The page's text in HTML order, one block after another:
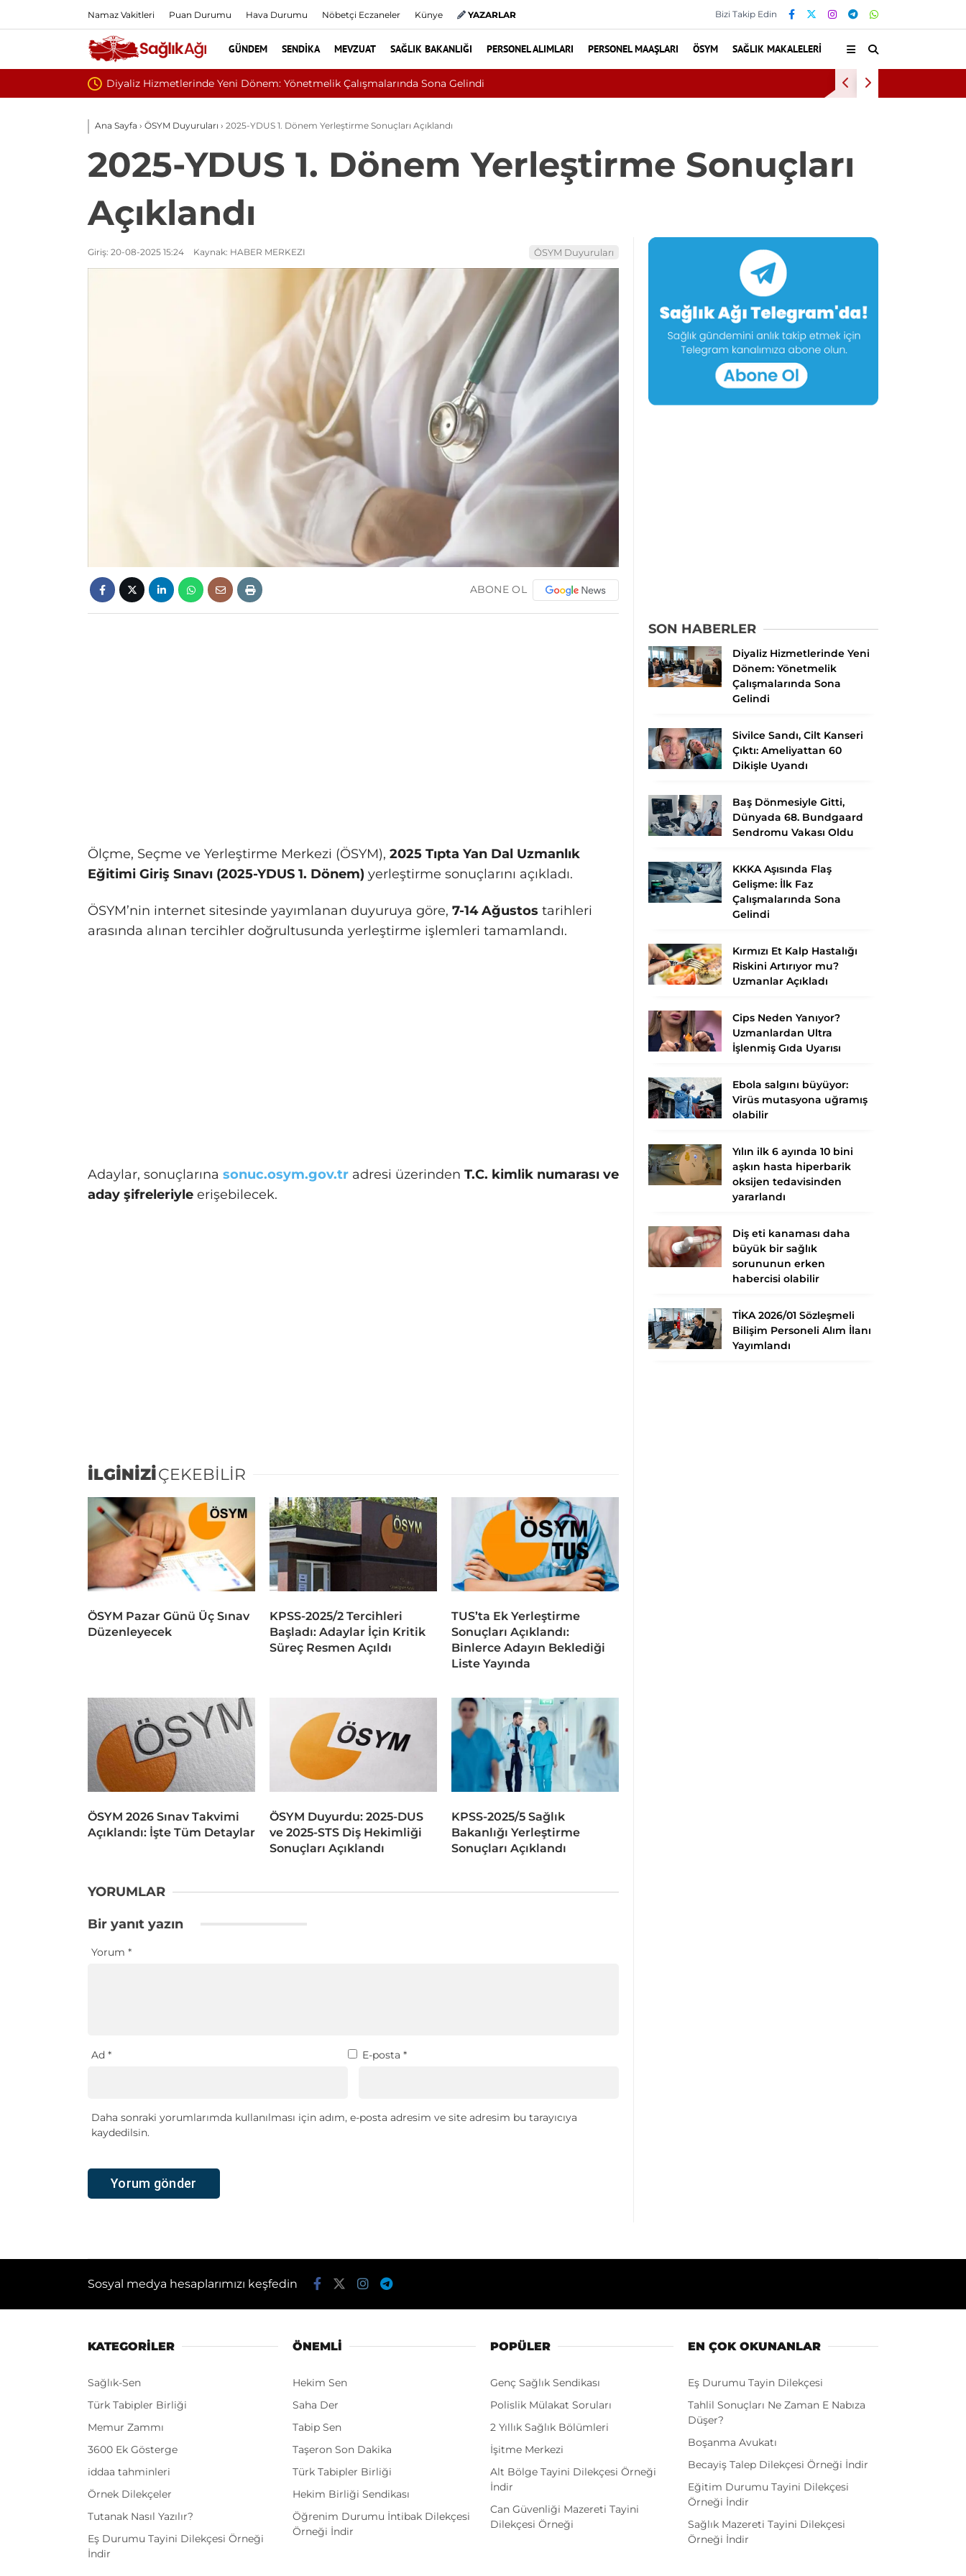
Namaz Vakitleri Puan Durumu Hava Durumu Nöbetçi Eczaneler Künye YAZARLAR Bizi Takip Edin
GÜNDEM SENDIKA MEVZUAT SAĞLIK BAKANLIĞI PERSONEL ALIMLARI PERSONEL MAAŞLARI ÖSYM SAĞLIK MAKALELERI
Çalışmalarında Sona Gelindi Sivilce Sandı, Cilt Kanseri Çıktı: Ameliyattan 60 Dikişle Uyandı
Ana Sayfa › ÖSYM Duyuruları › 2025-YDUS 1. Dönem Yerleştirme Sonuçları Açıklandı
2025-YDUS 1. Dönem Yerleştirme Sonuçları
Açıklandı
Giriş: 20-08-2025 15:24 Kaynak: HABER MERKEZI ÖSYM Duyuruları
ABONE OL
Ölçme, Seçme ve Yerleştirme Merkezi (ÖSYM), 2025 Tıpta Yan Dal Uzmanlık
Eğitimi Giriş Sınavı (2025-YDUS 1. Dönem) yerleştirme sonuçlarını açıkladı.
ÖSYM’nin internet sitesinde yayımlanan duyuruya göre, 7-14 Ağustos tarihleri
arasında alınan tercihler doğrultusunda yerleştirme işlemleri tamamlandı.
Adaylar, sonuçlarına sonuc.osym.gov.tr adresi üzerinden T.C. kimlik numarası ve
aday şifreleriyle erişebilecek.
İLGİNİZİÇEKEBİLİR
ÖSYM Pazar Günü Üç Sınav
Düzenleyecek
KPSS-2025/2 Tercihleri
Başladı: Adaylar İçin Kritik
Süreç Resmen Açıldı
TUS’ta Ek Yerleştirme
Sonuçları Açıklandı:
Binlerce Adayın Beklediği
Liste Yayında
ÖSYM 2026 Sınav Takvimi
Açıklandı: İşte Tüm Detaylar
ÖSYM Duyurdu: 2025-DUS
ve 2025-STS Diş Hekimliği
Sonuçları Açıklandı
KPSS-2025/5 Sağlık
Bakanlığı Yerleştirme
Sonuçları Açıklandı
YORUMLAR
Bir yanıt yazın
Yorum *
Ad * E-posta *
Daha sonraki yorumlarımda kullanılması için adım, e-posta adresim ve site adresim bu tarayıcıya
kaydedilsin.
SON HABERLER
Diyaliz Hizmetlerinde Yeni
Dönem: Yönetmelik
Çalışmalarında Sona
Gelindi
Sivilce Sandı, Cilt Kanseri
Çıktı: Ameliyattan 60
Dikişle Uyandı
Baş Dönmesiyle Gitti,
Dünyada 68. Bundgaard
Sendromu Vakası Oldu
KKKA Aşısında Flaş
Gelişme: İlk Faz
Çalışmalarında Sona
Gelindi
Kırmızı Et Kalp Hastalığı
Riskini Artırıyor mu?
Uzmanlar Açıkladı
Cips Neden Yanıyor?
Uzmanlardan Ultra
İşlenmiş Gıda Uyarısı
Ebola salgını büyüyor:
Virüs mutasyona uğramış
olabilir
Yılın ilk 6 ayında 10 bini
aşkın hasta hiperbarik
oksijen tedavisinden
yararlandı
Diş eti kanaması daha
büyük bir sağlık
sorununun erken
habercisi olabilir
TİKA 2026/01 Sözleşmeli
Bilişim Personeli Alım İlanı
Yayımlandı
Sosyal medya hesaplarımızı keşfedin
KATEGORİLER
Sağlık-Sen
Türk Tabipler Birliği
Memur Zammı
3600 Ek Gösterge
iddaa tahminleri
Örnek Dilekçeler
Tutanak Nasıl Yazılır?
Eş Durumu Tayini Dilekçesi Örneği
İndir
ÖNEMLI
Hekim Sen
Saha Der
Tabip Sen
Taşeron Son Dakika
Türk Tabipler Birliği
Hekim Birliği Sendikası
Öğrenim Durumu İntibak Dilekçesi
Örneği İndir
POPÜLER
Genç Sağlık Sendikası
Polislik Mülakat Soruları
2 Yıllık Sağlık Bölümleri
İşitme Merkezi
Alt Bölge Tayini Dilekçesi Örneği
İndir
Can Güvenliği Mazereti Tayini
Dilekçesi Örneği
EN ÇOK OKUNANLAR
Eş Durumu Tayin Dilekçesi
Tahlil Sonuçları Ne Zaman E Nabıza
Düşer?
Boşanma Avukatı
Becayiş Talep Dilekçesi Örneği İndir
Eğitim Durumu Tayini Dilekçesi
Örneği İndir
Sağlık Mazereti Tayini Dilekçesi
Örneği İndir